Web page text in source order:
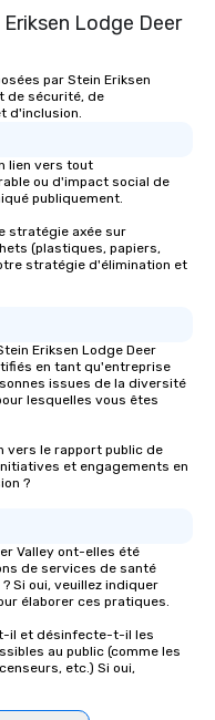
Lodge Deer
par Stein Eriksen
de sécurité, de
d'inclusion.
lien vers tout
ou d'impact social de
publiquement.
stratégie axée sur
(plastiques, papiers,
stratégie d'élimination et
Eriksen Lodge Deer
en tant qu'entreprise
issues de la diversité
lesquelles vous êtes
vers le rapport public de
et engagements en
?
Valley ont-elles été
de services de santé
Si oui, veuillez indiquer
élaborer ces pratiques.
t-il et désinfecte-t-il les
au public (comme les
etc.) Si oui,